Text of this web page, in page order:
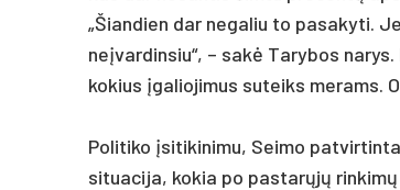
„Šian­dien dar ne­ga­liu to pa­sa­ky­ti.
ne­įvar­din­siu“, – sakė Ta­ry­bos
ko­kius įga­lio­ji­mus su­teiks me­rams.
Po­li­ti­ko įsi­ti­ki­ni­mu, Sei­mo
si­tua­ci­ja, ko­kia po pa­starųjų